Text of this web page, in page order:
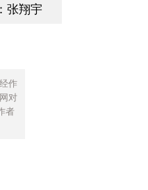
张翔宇
作
对
者